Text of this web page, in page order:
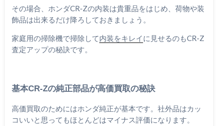
その場合、ホンダCR-Zの内装は貴重品をはじめ、荷物や装
飾品は出来るだけ降ろしておきましょう。
家庭用の掃除機で掃除して内装をキレイに見せるのもCR-Z
査定アップの秘訣です。
基本CR-Zの純正部品が高価買取の秘訣
高価買取のためにはホンダ純正が基本です。社外品はカッ
コいいと思ってもほとんどはマイナス評価になります。